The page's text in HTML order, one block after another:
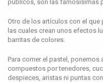
públicos, son las famosísimas
Otro de los artículos con el
las cuales crean unos efectos
barritas de colores.
Para comer el pastel,
compuestos por tenedores,
despieces, aristas ni puntas